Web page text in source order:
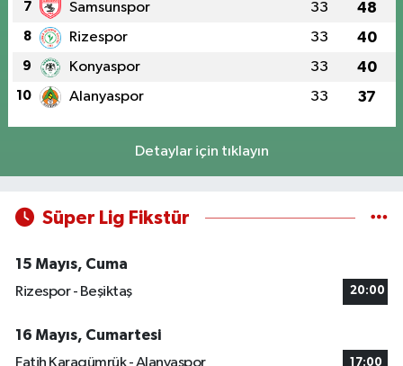
7 Samsunspor 33 48
8 Rizespor 33 40
9 Konyaspor 33 40
10 Alanyaspor 33 37
Detaylar için tıklayın
Süper Lig Fikstür
15 Mayıs, Cuma
Rizespor - Beşiktaş
20:00
16 Mayıs, Cumartesi
17:00